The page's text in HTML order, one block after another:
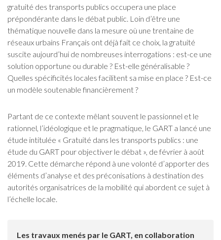
gratuité des transports publics occupera une place
prépondérante dans le débat public. Loin d’être une
thématique nouvelle dans la mesure où une trentaine de
réseaux urbains Français ont déjà fait ce choix, la gratuité
suscite aujourd’hui de nombreuses interrogations : est-ce une
solution opportune ou durable ? Est-elle généralisable ?
Quelles spécificités locales facilitent sa mise en place ? Est-ce
un modèle soutenable financièrement ?
Partant de ce contexte mêlant souvent le passionnel et le
rationnel, l’idéologique et le pragmatique, le GART a lancé une
étude intitulée « Gratuité dans les transports publics : une
étude du GART pour objectiver le débat », de février à août
2019. Cette démarche répond à une volonté d’apporter des
éléments d’analyse et des préconisations à destination des
autorités organisatrices de la mobilité qui abordent ce sujet à
l’échelle locale.
Les travaux menés par le GART, en collaboration